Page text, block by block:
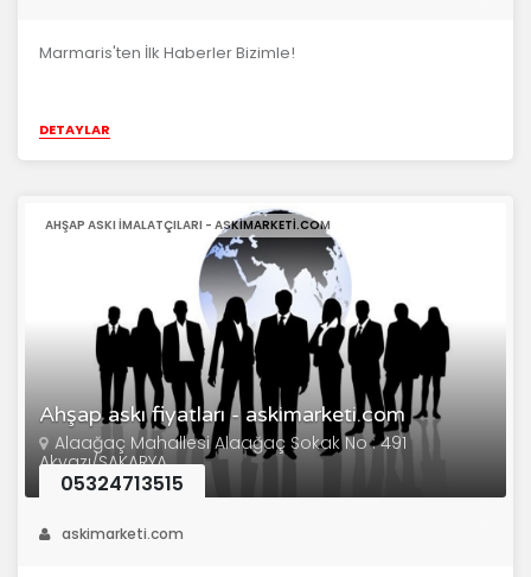
Marmaris'ten İlk Haberler Bizimle!
DETAYLAR
Ahşap askı fiyatları - askimarketi.com
AHŞAP ASKI IMALATÇILARI - ASKIMARKETI.COM
Alaağaç Mahallesi Alaağaç Sokak No : 491
Akyazı/SAKARYA
05324713515
askimarketi.com